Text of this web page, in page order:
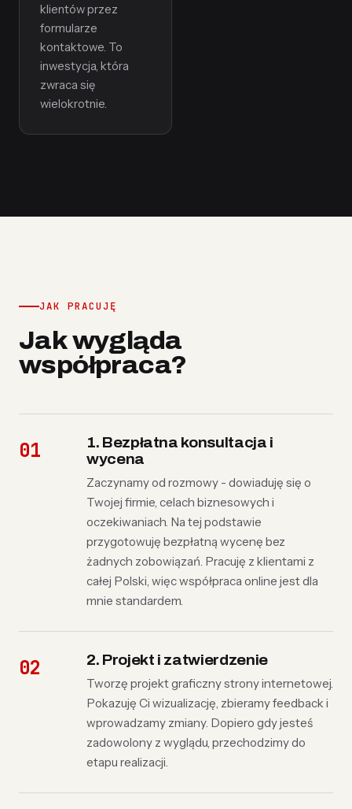
klientów przez
formularze
kontaktowe. To
inwestycja, która
zwraca się
wielokrotnie.
JAK PRACUJĘ
Jak wygląda
współpraca?
1. Bezpłatna konsultacja i
wycena
Zaczynamy od rozmowy - dowiaduję się o
Twojej firmie, celach biznesowych i
oczekiwaniach. Na tej podstawie
przygotowuję bezpłatną wycenę bez
żadnych zobowiązań. Pracuję z klientami z
całej Polski, więc współpraca online jest dla
mnie standardem.
2. Projekt i zatwierdzenie
Tworzę projekt graficzny strony internetowej.
Pokazuję Ci wizualizację, zbieramy feedback i
wprowadzamy zmiany. Dopiero gdy jesteś
zadowolony z wyglądu, przechodzimy do
etapu realizacji.